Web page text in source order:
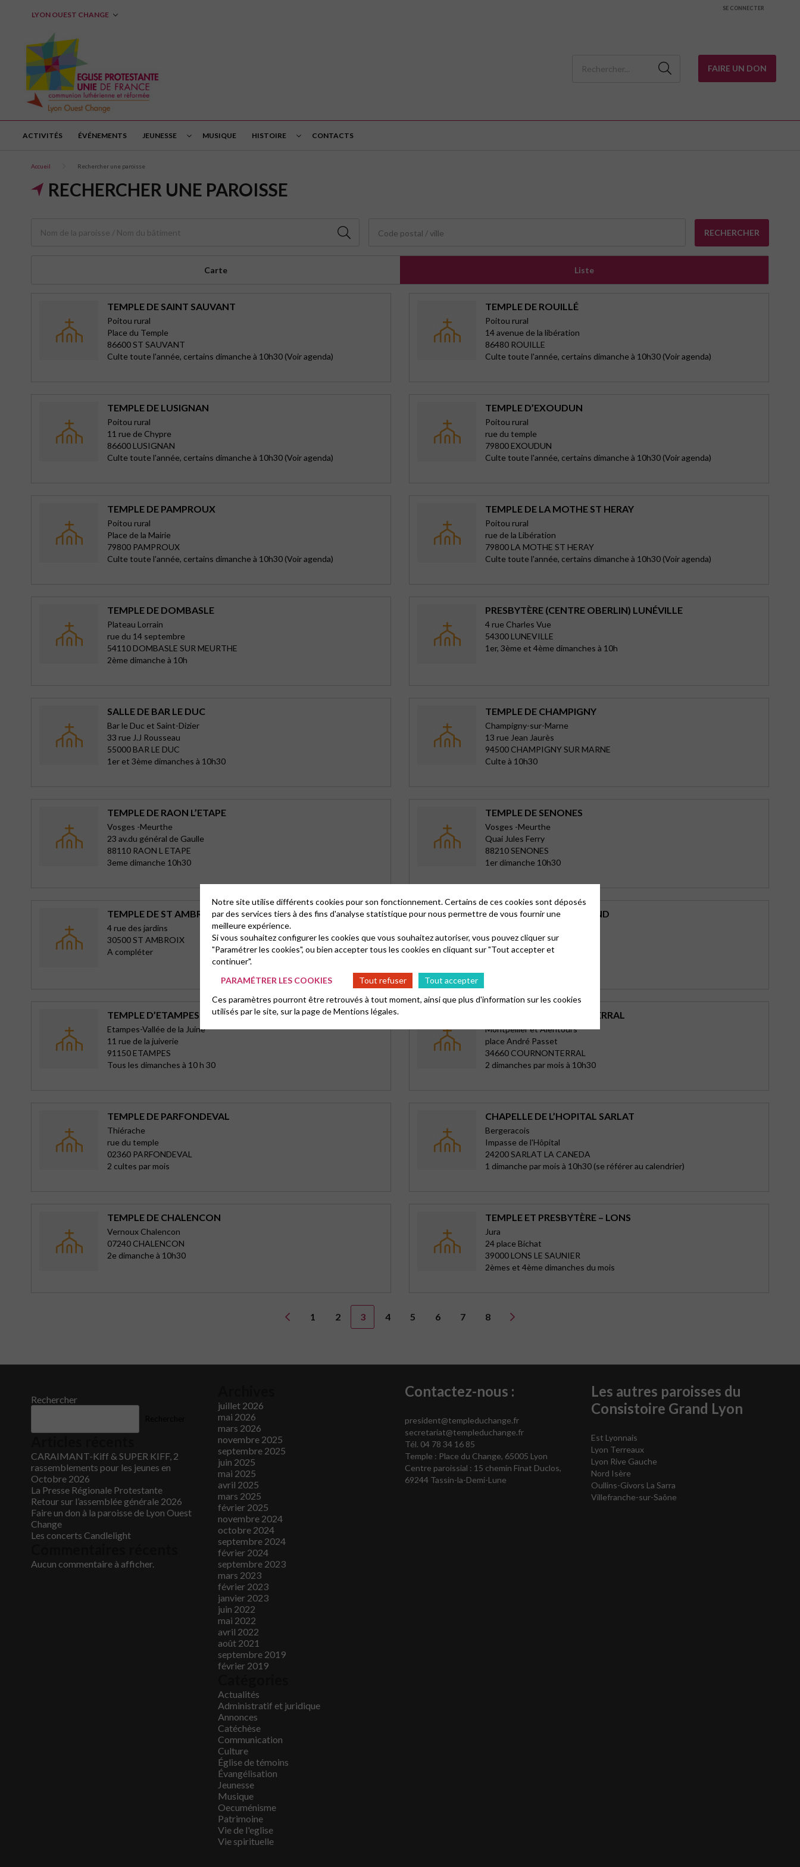
LYON OUEST CHANGE
SE CONNECTER
FAIRE UN DON
ACTIVITÉS ÉVÉNEMENTS JEUNESSE MUSIQUE HISTOIRE CONTACTS
Accueil Rechercher une paroisse
RECHERCHER UNE PAROISSE
Code postal / ville RECHERCHER
Carte Liste
TEMPLE DE SAINT SAUVANT
Poitou rural
Place du Temple
86600 ST SAUVANT
Culte toute l'année, certains dimanche à 10h30 (Voir agenda)
TEMPLE DE ROUILLÉ
Poitou rural
14 avenue de la libération
86480 ROUILLE
Culte toute l'année, certains dimanche à 10h30 (Voir agenda)
TEMPLE DE LUSIGNAN
Poitou rural
11 rue de Chypre
86600 LUSIGNAN
Culte toute l'année, certains dimanche à 10h30 (Voir agenda)
TEMPLE D’EXOUDUN
Poitou rural
rue du temple
79800 EXOUDUN
Culte toute l'année, certains dimanche à 10h30 (Voir agenda)
TEMPLE DE PAMPROUX
Poitou rural
Place de la Mairie
79800 PAMPROUX
Culte toute l'année, certains dimanche à 10h30 (Voir agenda)
TEMPLE DE LA MOTHE ST HERAY
Poitou rural
rue de la Libération
79800 LA MOTHE ST HERAY
Culte toute l'année, certains dimanche à 10h30 (Voir agenda)
TEMPLE DE DOMBASLE
Plateau Lorrain
rue du 14 septembre
54110 DOMBASLE SUR MEURTHE
2ème dimanche à 10h
PRESBYTÈRE (CENTRE OBERLIN) LUNÉVILLE
4 rue Charles Vue
54300 LUNEVILLE
1er, 3ème et 4ème dimanches à 10h
SALLE DE BAR LE DUC
Bar le Duc et Saint-Dizier
33 rue J.J Rousseau
55000 BAR LE DUC
1er et 3ème dimanches à 10h30
TEMPLE DE CHAMPIGNY
Champigny-sur-Marne
13 rue Jean Jaurès
94500 CHAMPIGNY SUR MARNE
Culte à 10h30
TEMPLE DE RAON L’ETAPE
Vosges -Meurthe
23 av.du général de Gaulle
88110 RAON L ETAPE
3eme dimanche 10h30
TEMPLE DE SENONES
Vosges -Meurthe
Quai Jules Ferry
88210 SENONES
1er dimanche 10h30
TEMPLE DE ST AMBROIX
4 rue des jardins
30500 ST AMBROIX
A compléter
EGLISE DE NOISY LE GRAND
79 rue de la Malnoue
93160 NOISY LE GRAND
TEMPLE D’ETAMPES
Etampes-Vallée de la Juine
11 rue de la juiverie
91150 ETAMPES
Tous les dimanches à 10 h 30
TEMPLE DE COURNONTERRAL
Montpellier et Alentours
place André Passet
34660 COURNONTERRAL
2 dimanches par mois à 10h30
TEMPLE DE PARFONDEVAL
Thiérache
rue du temple
02360 PARFONDEVAL
2 cultes par mois
CHAPELLE DE L’HOPITAL SARLAT
Bergeracois
Impasse de l'Hôpital
24200 SARLAT LA CANEDA
1 dimanche par mois à 10h30 (se référer au calendrier)
TEMPLE DE CHALENCON
Vernoux Chalencon
07240 CHALENCON
2e dimanche à 10h30
TEMPLE ET PRESBYTÈRE – LONS
Jura
24 place Bichat
39000 LONS LE SAUNIER
2èmes et 4ème dimanches du mois
1 2 3 4 5 6 7 8
Rechercher
CARAIMANT-Kiff & SUPER KIFF, 2
rassemblements pour les jeunes en
Octobre 2026
La Presse Régionale Protestante
Retour sur l’assemblée générale 2026
Faire un don à la paroisse de Lyon Ouest
Change
Les concerts Candlelight
Aucun commentaire à afficher.
juillet 2026
mai 2026
mars 2026
novembre 2025
septembre 2025
juin 2025
mai 2025
avril 2025
mars 2025
février 2025
novembre 2024
octobre 2024
septembre 2024
février 2024
septembre 2023
mars 2023
février 2023
janvier 2023
juin 2022
mai 2022
avril 2022
août 2021
septembre 2019
février 2019
Actualités
Administratif et juridique
Annonces
Catéchèse
Communication
Culture
Église de témoins
Évangélisation
Jeunesse
Musique
Oecuménisme
Patrimoine
Vie de l'eglise
Vie spirituelle
Contactez-nous :
president@templeduchange.fr
secretariat@templeduchange.fr
Tél. 04 78 34 16 85
Temple : Place du Change, 65005 Lyon
Centre paroissial : 15 chemin Finat Duclos,
69244 Tassin-la-Demi-Lune
Les autres paroisses du
Consistoire Grand Lyon
Est Lyonnais
Lyon Terreaux
Lyon Rive Gauche
Nord Isère
Oullins-Givors La Sarra
Villefranche-sur-Saône
Notre site utilise différents cookies pour son fonctionnement. Certains de ces cookies sont déposés
par des services tiers à des fins d'analyse statistique pour nous permettre de vous fournir une
meilleure expérience.
Si vous souhaitez configurer les cookies que vous souhaitez autoriser, vous pouvez cliquer sur
"Paramétrer les cookies", ou bien accepter tous les cookies en cliquant sur "Tout accepter et
continuer".
PARAMÉTRER LES COOKIES
Tout refuser
Tout accepter
Ces paramètres pourront être retrouvés à tout moment, ainsi que plus d'information sur les cookies
utilisés par le site, sur la page deMentions légales.